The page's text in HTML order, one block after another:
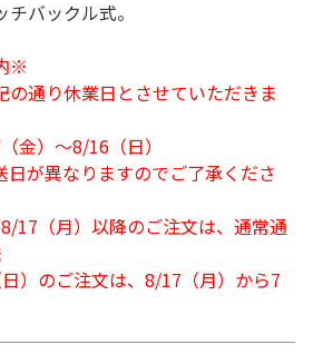
バックル式。
※
の通り休業日とさせていただきま
金）～8/16（日）
日が異なりますのでご了承くださ
17（月）以降のご注文は、通常通
）のご注文は、8/17（月）から7